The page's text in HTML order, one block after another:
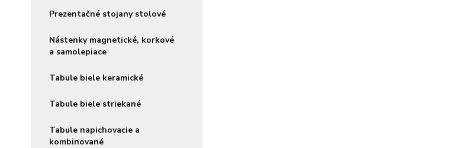
Prezentačné stojany stolové
Nástenky magnetické, korkové
a samolepiace
Tabule biele keramické
Tabule biele striekané
Tabule napichovacie a
kombinované